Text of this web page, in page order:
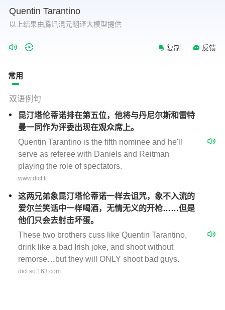
Quentin Tarantino
以上结果由腾讯混元翻译大模型提供
复制 反馈
常用
双语例句
昆汀塔伦蒂诺排在第五位，他将与丹尼尔斯和雷特
曼一同作为评委出现在观众席上。
Quentin Tarantino is the fifth nominee and he'll
serve as referee with Daniels and Reitman
playing the role of spectators.
www.dict.li
这两兄弟象昆汀塔伦蒂诺一样去诅咒，象不入流的
爱尔兰笑话中一样喝酒，无情无义的开枪……但是
他们只会去射击坏蛋。
These two brothers cuss like Quentin Tarantino,
drink like a bad Irish joke, and shoot without
remorse…but they will ONLY shoot bad guys.
dict.so.163.com